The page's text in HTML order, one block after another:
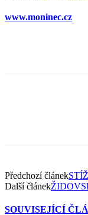
www.moninec.cz
Předchozí článek
Další článek
SOUVISEJÍCÍ